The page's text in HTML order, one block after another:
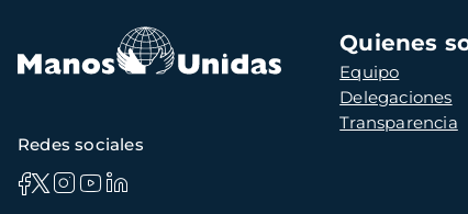
Navegación
principal
Quienes
Equipo
Delegaciones
Transparencia
Redes sociales